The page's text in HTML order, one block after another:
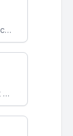
Faites évoluer votre business avec des solutions logicielles personnalisées, parfaitement adaptées à vos besoins spécifiques.
Augmentez l’engagement client et simplifiez vos processus avec une application mobile sur mesure, disponible sur iOS et Android.